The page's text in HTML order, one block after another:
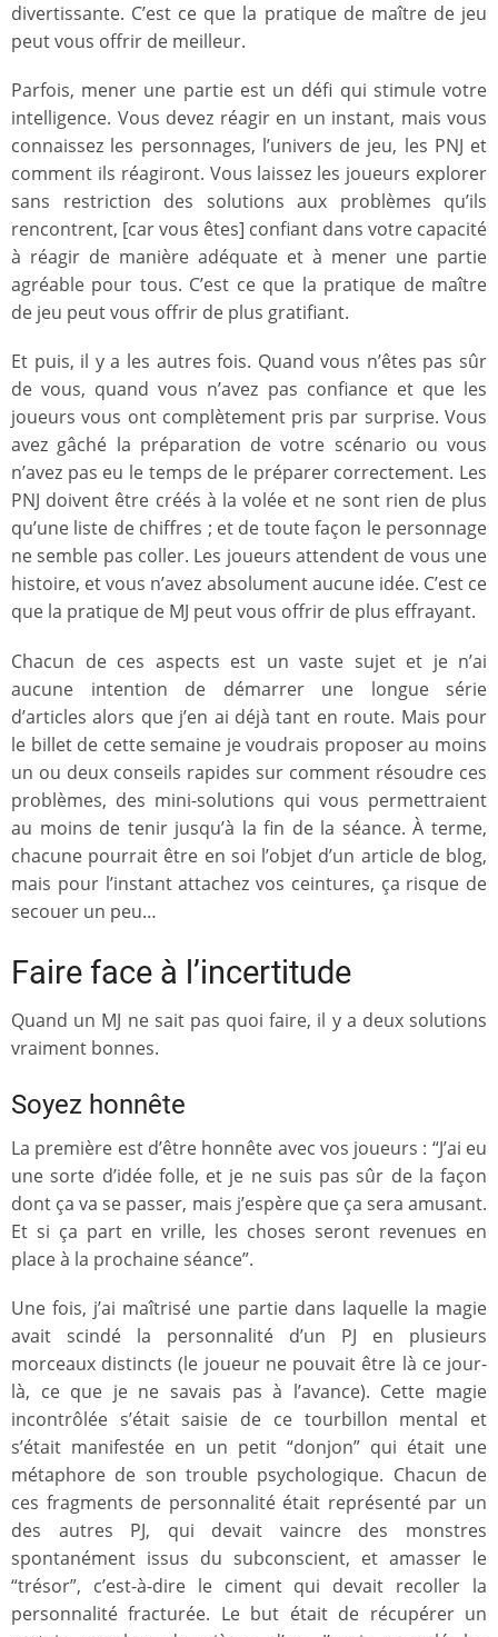
divertissante. C’est ce que la pratique de maître de jeu
peut vous offrir de meilleur.
Parfois, mener une partie est un défi qui stimule votre
intelligence. Vous devez réagir en un instant, mais vous
connaissez les personnages, l’univers de jeu, les PNJ et
comment ils réagiront. Vous laissez les joueurs explorer
sans restriction des solutions aux problèmes qu’ils
rencontrent, [car vous êtes] confiant dans votre capacité
à réagir de manière adéquate et à mener une partie
agréable pour tous. C’est ce que la pratique de maître
de jeu peut vous offrir de plus gratifiant.
Et puis, il y a les autres fois. Quand vous n’êtes pas sûr
de vous, quand vous n’avez pas confiance et que les
joueurs vous ont complètement pris par surprise. Vous
avez gâché la préparation de votre scénario ou vous
n’avez pas eu le temps de le préparer correctement. Les
PNJ doivent être créés à la volée et ne sont rien de plus
qu’une liste de chiffres ; et de toute façon le personnage
ne semble pas coller. Les joueurs attendent de vous une
histoire, et vous n’avez absolument aucune idée. C’est ce
que la pratique de MJ peut vous offrir de plus effrayant.
Chacun de ces aspects est un vaste sujet et je n’ai
aucune intention de démarrer une longue série
d’articles alors que j’en ai déjà tant en route. Mais pour
le billet de cette semaine je voudrais proposer au moins
un ou deux conseils rapides sur comment résoudre ces
problèmes, des mini-solutions qui vous permettraient
au moins de tenir jusqu’à la fin de la séance. À terme,
chacune pourrait être en soi l’objet d’un article de blog,
mais pour l’instant attachez vos ceintures, ça risque de
secouer un peu…
Faire face à l’incertitude
Quand un MJ ne sait pas quoi faire, il y a deux solutions
vraiment bonnes.
Soyez honnête
La première est d’être honnête avec vos joueurs : “J’ai eu
une sorte d’idée folle, et je ne suis pas sûr de la façon
dont ça va se passer, mais j’espère que ça sera amusant.
Et si ça part en vrille, les choses seront revenues en
place à la prochaine séance”.
Une fois, j’ai maîtrisé une partie dans laquelle la magie
avait scindé la personnalité d’un PJ en plusieurs
morceaux distincts (le joueur ne pouvait être là ce jour-
là, ce que je ne savais pas à l’avance). Cette magie
incontrôlée s’était saisie de ce tourbillon mental et
s’était manifestée en un petit “donjon” qui était une
métaphore de son trouble psychologique. Chacun de
ces fragments de personnalité était représenté par un
des autres PJ, qui devait vaincre des monstres
spontanément issus du subconscient, et amasser le
“trésor”, c’est-à-dire le ciment qui devait recoller la
personnalité fracturée. Le but était de récupérer un